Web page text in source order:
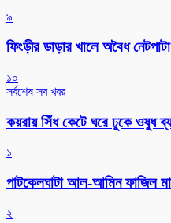
৯
ফিংড়ীর ডাড়ার খালে অবৈধ
১০
সর্বশেষ সব খবর
কয়রায় সিঁধ কেটে ঘরে ঢুকে ওষুধ
১
পাটকেলঘাটা আল-আমিন ফাজিল
২